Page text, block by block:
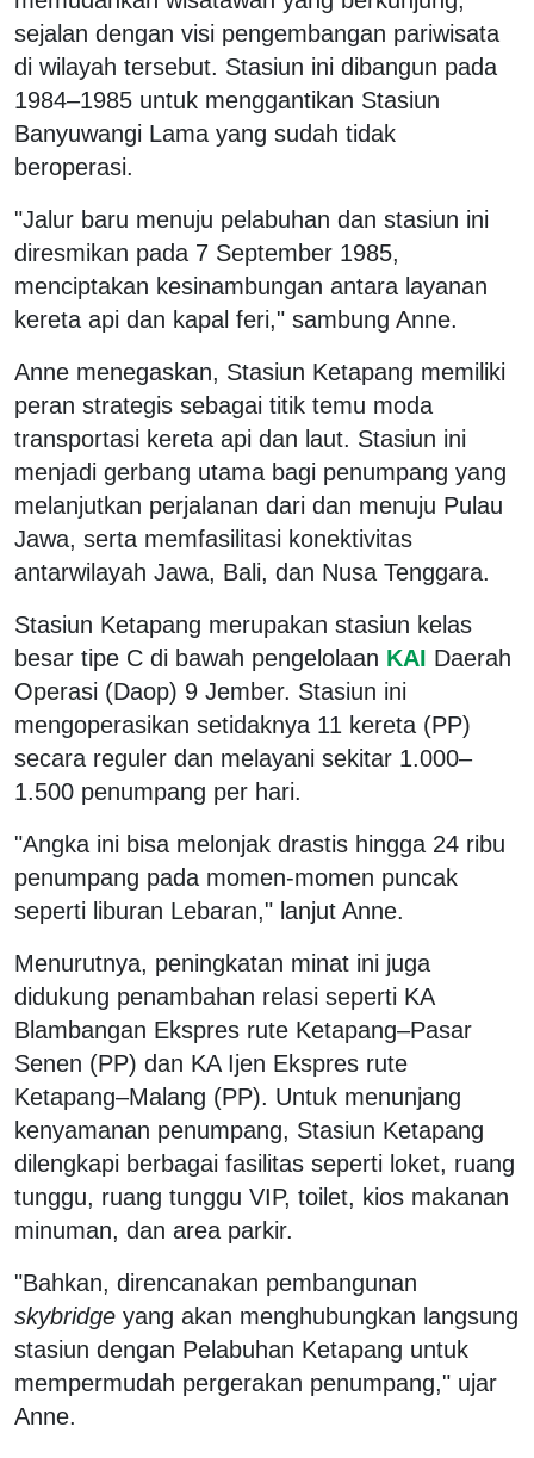
sejalan dengan visi pengembangan pariwisata
di wilayah tersebut. Stasiun ini dibangun pada
1984–1985 untuk menggantikan Stasiun
Banyuwangi Lama yang sudah tidak
beroperasi.
"Jalur baru menuju pelabuhan dan stasiun ini
diresmikan pada 7 September 1985,
menciptakan kesinambungan antara layanan
kereta api dan kapal feri," sambung Anne.
Anne menegaskan, Stasiun Ketapang memiliki
peran strategis sebagai titik temu moda
transportasi kereta api dan laut. Stasiun ini
menjadi gerbang utama bagi penumpang yang
melanjutkan perjalanan dari dan menuju Pulau
Jawa, serta memfasilitasi konektivitas
antarwilayah Jawa, Bali, dan Nusa Tenggara.
Stasiun Ketapang merupakan stasiun kelas
besar tipe C di bawah pengelolaan KAI Daerah
Operasi (Daop) 9 Jember. Stasiun ini
mengoperasikan setidaknya 11 kereta (PP)
secara reguler dan melayani sekitar 1.000–
1.500 penumpang per hari.
"Angka ini bisa melonjak drastis hingga 24 ribu
penumpang pada momen-momen puncak
seperti liburan Lebaran," lanjut Anne.
Menurutnya, peningkatan minat ini juga
didukung penambahan relasi seperti KA
Blambangan Ekspres rute Ketapang–Pasar
Senen (PP) dan KA Ijen Ekspres rute
Ketapang–Malang (PP). Untuk menunjang
kenyamanan penumpang, Stasiun Ketapang
dilengkapi berbagai fasilitas seperti loket, ruang
tunggu, ruang tunggu VIP, toilet, kios makanan
minuman, dan area parkir.
"Bahkan, direncanakan pembangunan
skybridge yang akan menghubungkan langsung
stasiun dengan Pelabuhan Ketapang untuk
mempermudah pergerakan penumpang," ujar
Anne.